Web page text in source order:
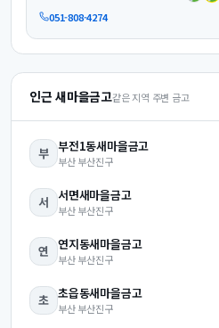
051-808-4274
인근 새마을금고같은 지역 주변 금고
부 부전1동새마을금고
부산 부산진구
서 서면새마을금고
부산 부산진구
연 연지동새마을금고
부산 부산진구
초 초읍동새마을금고
부산 부산진구